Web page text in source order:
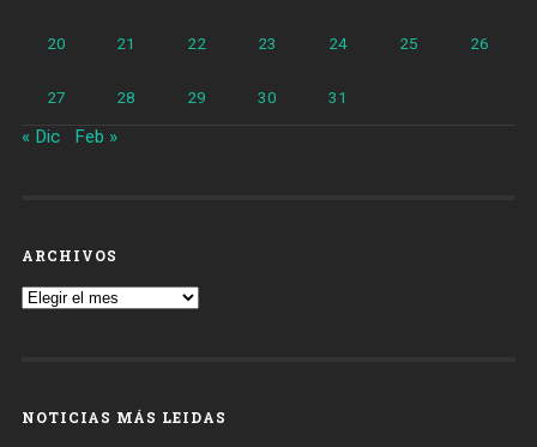
20 21 22 23 24 25 26
27 28 29 30 31
« Dic Feb »
ARCHIVOS
Archivos
NOTICIAS MÁS LEIDAS